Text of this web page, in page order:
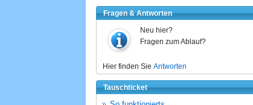
Fragen & Antworten
Neu hier?
Fragen zum Ablauf?
Hier finden Sie Antworten
Tauschticket